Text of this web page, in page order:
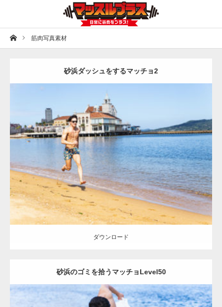
ホーム筋肉写真素材
砂浜ダッシュをするマッチョ2
Update:2021.07.8
Category: 海のマッチョ オレンジの人 AKIHITO(細マッチョ) 肩
ダウンロード
ダウンロード
砂浜のゴミを拾うマッチョLevel50